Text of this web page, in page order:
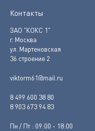
Контакты
ЗАО "КОКС 1"
г. Москва
ул. Мартеновская
36 строение 2
viktorm61@mail.ru
8 499 600 38 80
8 903 673 94 83
Пн / Пт : 09:00 - 18:00